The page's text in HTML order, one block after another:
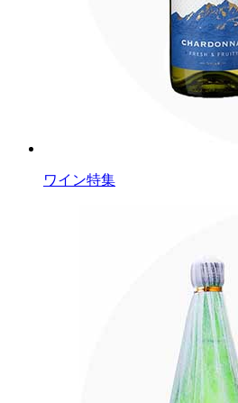
ワイン特集